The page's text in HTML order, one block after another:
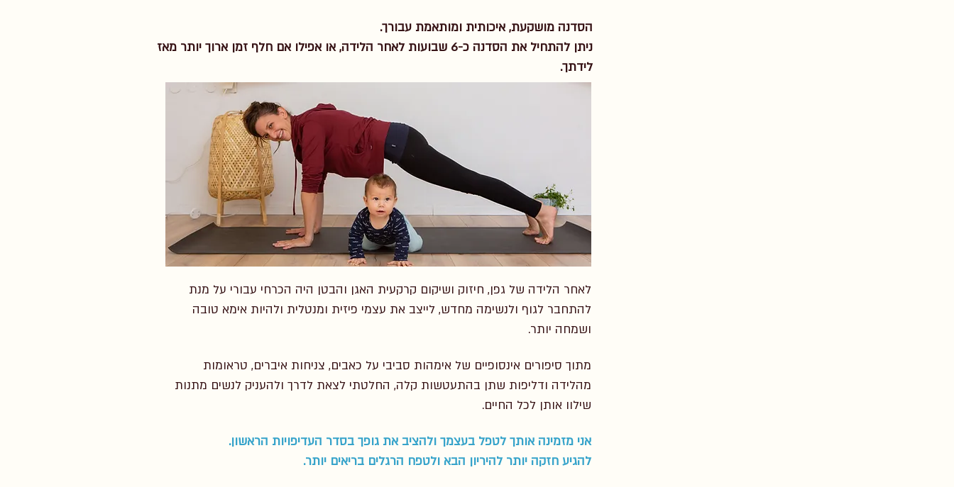
הסדנה מושקעת, איכותית ומותאמת עבורך.
ניתן להתחיל את הסדנה כ-6 שבועות לאחר הלידה,
או אפילו אם חלף זמן ארוך יותר מאז
לידתך.
לאחר הלידה של גפן, חיזוק ושיקום קרקעית האגן והבטן היה הכרחי עבורי על מנת
להתחבר לגוף ולנשימה מחדש, לייצב את עצמי פיזית ומנטלית ולהיות אימא טובה
ושמחה יותר.
מתוך סיפורים אינסופיים של אימהות סביבי על כאבים, צניחות איברים, טראומות
מהלידה ודליפות שתן בהתעטשות קלה, החלטתי לצאת לדרך ולהעניק לנשים מתנות
שילוו אותן לכל החיים.
אני מזמינה אותך לטפל בעצמך ולהציב את גופך בסדר העדיפויות הראשון.
להגיע חזקה יותר להיריון הבא ולטפח הרגלים בריאים יותר.